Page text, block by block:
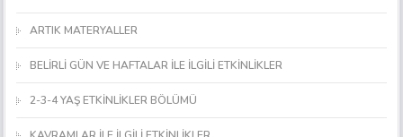
ARTIK MATERYALLER
BELİRLİ GÜN VE HAFTALAR İLE İLGİLİ ETKİNLİKLER
2-3-4 YAŞ ETKİNLİKLER BÖLÜMÜ